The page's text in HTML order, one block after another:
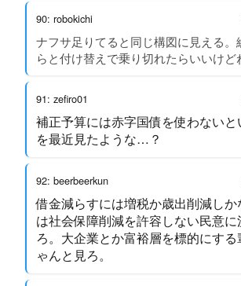
90: robokichi
ナフサ足りてると同じ構図に見える。
らと付け替えで乗り切れたらいいけど
91: zefiro01
補正予算には赤字国債を使わないと
を最近見たような…？
92: beerbeerkun
借金減らすには増税か歳出削減し
は社会保障削減を許容しない民意
ろ。大企業とか富裕層を標的にする
ゃんと見ろ。